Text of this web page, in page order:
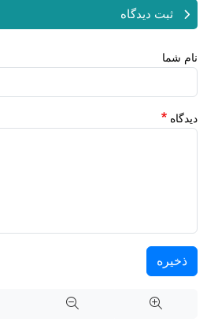
ثبت دیدگاه
نام شما
دیدگاه
ذخیره